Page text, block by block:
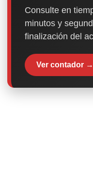
Consulte en
minutos y
finalización del
Ver contador →